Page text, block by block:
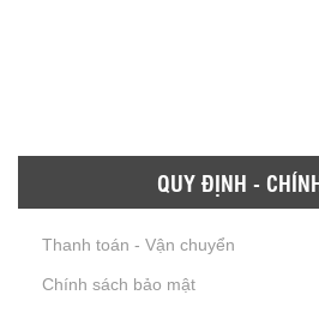
QUY ĐỊNH -
Thanh toán - Vận chuyển
Chính sách bảo mật